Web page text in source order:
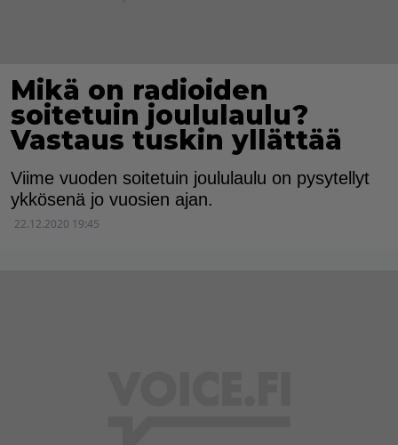
Mikä on radioiden
soitetuin joululaulu?
Vastaus tuskin yllättää
Viime vuoden soitetuin joululaulu on pysytellyt
ykkösenä jo vuosien ajan.
22.12.2020 19:45